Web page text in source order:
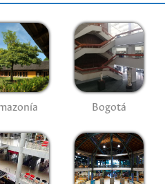
Bogotá